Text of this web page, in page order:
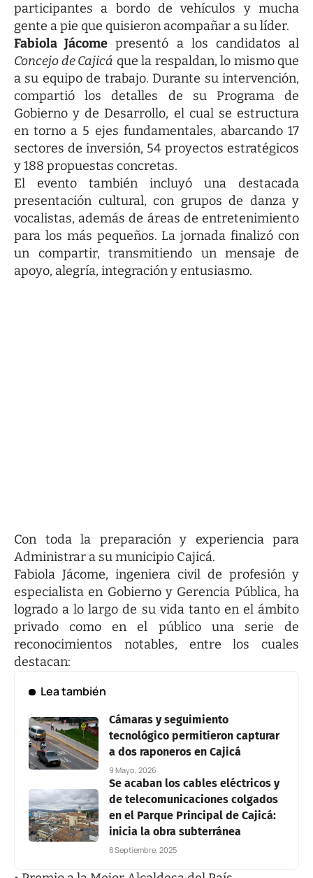
participantes a bordo de vehículos y mucha
gente a pie que quisieron acompañar a su líder.
Fabiola Jácome presentó a los candidatos al
Concejo de Cajicá que la respaldan, lo mismo que
a su equipo de trabajo. Durante su intervención,
compartió los detalles de su Programa de
Gobierno y de Desarrollo, el cual se estructura
en torno a 5 ejes fundamentales, abarcando 17
sectores de inversión, 54 proyectos estratégicos
y 188 propuestas concretas.
El evento también incluyó una destacada
presentación cultural, con grupos de danza y
vocalistas, además de áreas de entretenimiento
para los más pequeños. La jornada finalizó con
un compartir, transmitiendo un mensaje de
apoyo, alegría, integración y entusiasmo.
Con toda la preparación y experiencia para
Administrar a su municipio Cajicá.
Fabiola Jácome, ingeniera civil de profesión y
especialista en Gobierno y Gerencia Pública, ha
logrado a lo largo de su vida tanto en el ámbito
privado como en el público una serie de
reconocimientos notables, entre los cuales
destacan:
Lea también
Cámaras y seguimiento
tecnológico permitieron capturar
a dos raponeros en Cajicá
9 Mayo, 2026
Se acaban los cables eléctricos y
de telecomunicaciones colgados
en el Parque Principal de Cajicá:
inicia la obra subterránea
8 Septiembre, 2025